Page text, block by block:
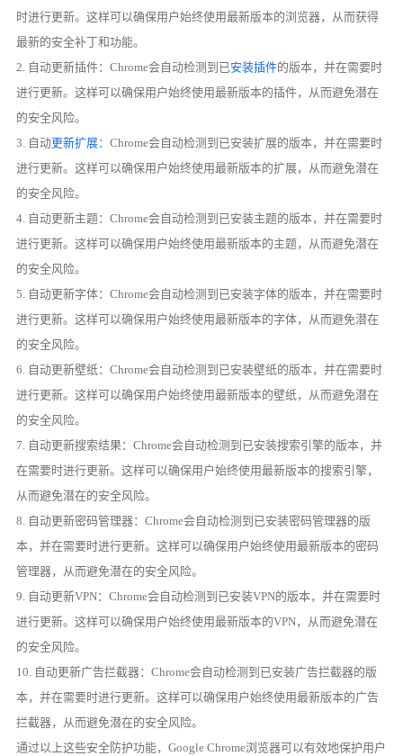
时进行更新。这样可以确保用户始终使用最新版本的浏览器，从而获得
最新的安全补丁和功能。
2. 自动更新插件：Chrome会自动检测到已安装插件的版本，并在需要时
进行更新。这样可以确保用户始终使用最新版本的插件，从而避免潜在
的安全风险。
3. 自动更新扩展：Chrome会自动检测到已安装扩展的版本，并在需要时
进行更新。这样可以确保用户始终使用最新版本的扩展，从而避免潜在
的安全风险。
4. 自动更新主题：Chrome会自动检测到已安装主题的版本，并在需要时
进行更新。这样可以确保用户始终使用最新版本的主题，从而避免潜在
的安全风险。
5. 自动更新字体：Chrome会自动检测到已安装字体的版本，并在需要时
进行更新。这样可以确保用户始终使用最新版本的字体，从而避免潜在
的安全风险。
6. 自动更新壁纸：Chrome会自动检测到已安装壁纸的版本，并在需要时
进行更新。这样可以确保用户始终使用最新版本的壁纸，从而避免潜在
的安全风险。
7. 自动更新搜索结果：Chrome会自动检测到已安装搜索引擎的版本，并
在需要时进行更新。这样可以确保用户始终使用最新版本的搜索引擎，
从而避免潜在的安全风险。
8. 自动更新密码管理器：Chrome会自动检测到已安装密码管理器的版
本，并在需要时进行更新。这样可以确保用户始终使用最新版本的密码
管理器，从而避免潜在的安全风险。
9. 自动更新VPN：Chrome会自动检测到已安装VPN的版本，并在需要时
进行更新。这样可以确保用户始终使用最新版本的VPN，从而避免潜在
的安全风险。
10. 自动更新广告拦截器：Chrome会自动检测到已安装广告拦截器的版
本，并在需要时进行更新。这样可以确保用户始终使用最新版本的广告
拦截器，从而避免潜在的安全风险。
通过以上这些安全防护功能，Google Chrome浏览器可以有效地保护用户